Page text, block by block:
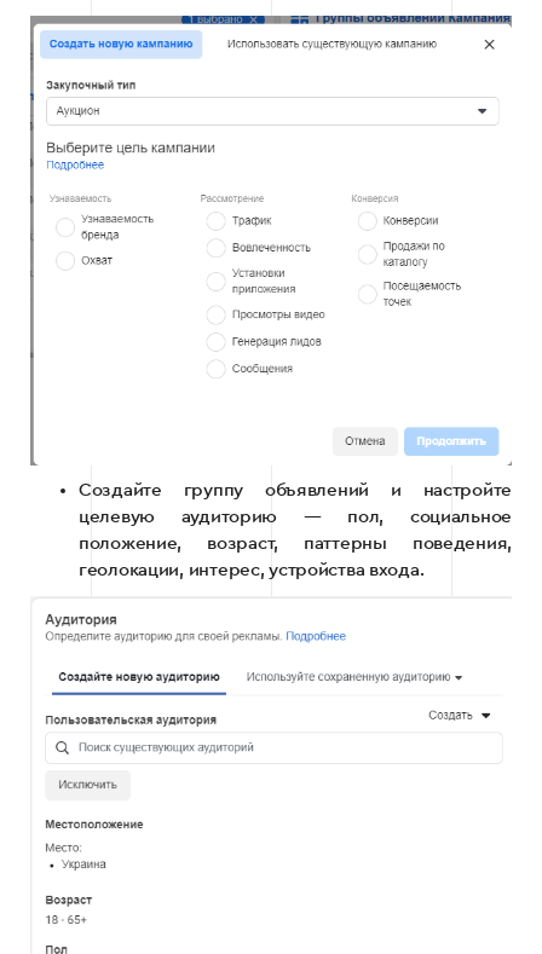
Создайте группу объявлений и настройте
целевую аудиторию — пол, социальное
положение, возраст, паттерны поведения,
геолокации, интерес, устройства входа.